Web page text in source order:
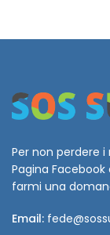
Per non perdere
Pagina Facebook
farmi una
Email: